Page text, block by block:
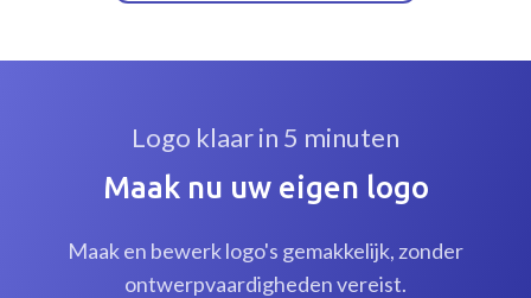
Logo klaar in 5 minuten
Maak nu uw eigen logo
Maak en bewerk logo's gemakkelijk, zonder
ontwerpvaardigheden vereist.